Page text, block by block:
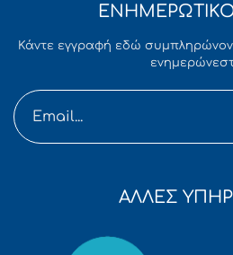
Κάντε εγγραφή εδώ
ΑΛΛΕΣ